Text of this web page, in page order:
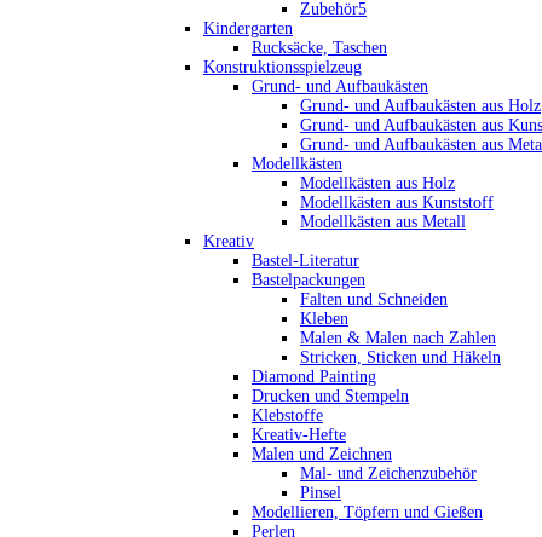
Zubehör5
Kindergarten
Rucksäcke, Taschen
Konstruktionsspielzeug
Grund- und Aufbaukästen
Grund- und Aufbaukästen aus Holz
Grund- und Aufbaukästen aus
Grund- und Aufbaukästen aus
Modellkästen
Modellkästen aus Holz
Modellkästen aus Kunststoff
Modellkästen aus Metall
Kreativ
Bastel-Literatur
Bastelpackungen
Falten und Schneiden
Kleben
Malen & Malen nach Zahlen
Stricken, Sticken und Häkeln
Diamond Painting
Drucken und Stempeln
Klebstoffe
Kreativ-Hefte
Malen und Zeichnen
Mal- und Zeichenzubehör
Pinsel
Modellieren, Töpfern und Gießen
Perlen